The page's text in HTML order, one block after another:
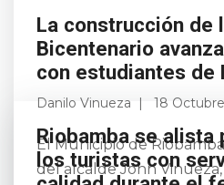
La construcción de
Bicentenario
con estudiantes de
Danilo Vinueza 18
El Municipio de
del alcalde John